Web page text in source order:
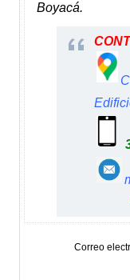
Boyacá.
Correo